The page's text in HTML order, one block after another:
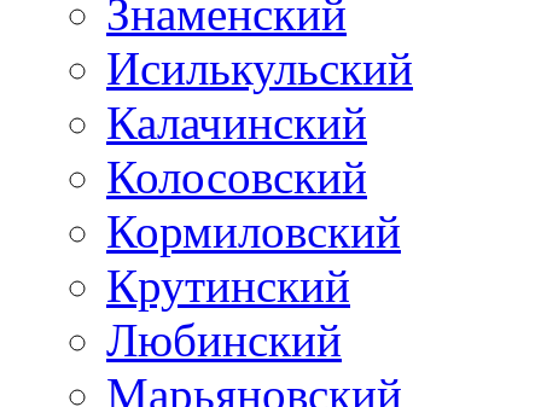
Знаменский
Исилькульский
Калачинский
Колосовский
Кормиловский
Крутинский
Любинский
Марьяновский